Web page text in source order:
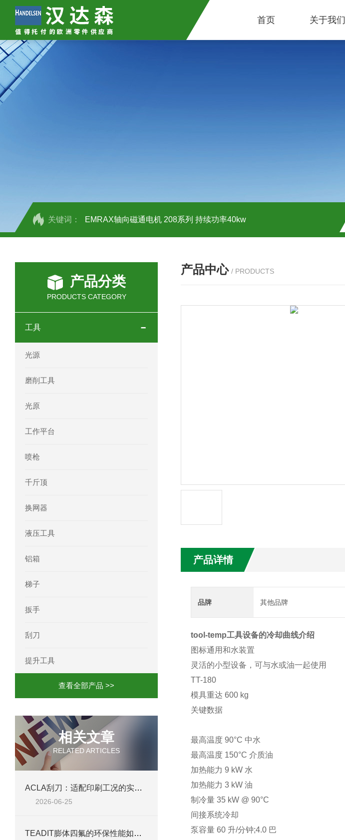
首页 关于我们
关键词： EMRAX轴向磁通电机 208系列 持续功率40kw
OEMER三相同步电机MTES 132SB/2参数及应用
OEMER三相同步电机MTES 160MA/2参数及应用
OEMER电机QLS 180M环保农业领域应用
产品分类
PRODUCTS CATEGORY
工具
光源
磨削工具
光原
工作平台
喷枪
千斤顶
换网器
液压工具
铝箱
梯子
扳手
刮刀
提升工具
查看全部产品 >>
相关文章
RELATED ARTICLES
ACLA刮刀：适配印刷工况的实用工艺配件
2026-06-25
TEADIT膨体四氟的环保性能如何？
产品中心 / PRODUCTS
产品详情
品牌 其他品牌
tool-temp工具设备的冷却曲线介绍
图标通用和水装置
灵活的小型设备，可与水或油一起使用
TT-180
模具重达 600 kg
关键数据
最高温度 90°C 中水
最高温度 150°C 介质油
加热能力 9 kW 水
加热能力 3 kW 油
制冷量 35 kW @ 90°C
间接系统冷却
泵容量 60 升/分钟;4.0 巴